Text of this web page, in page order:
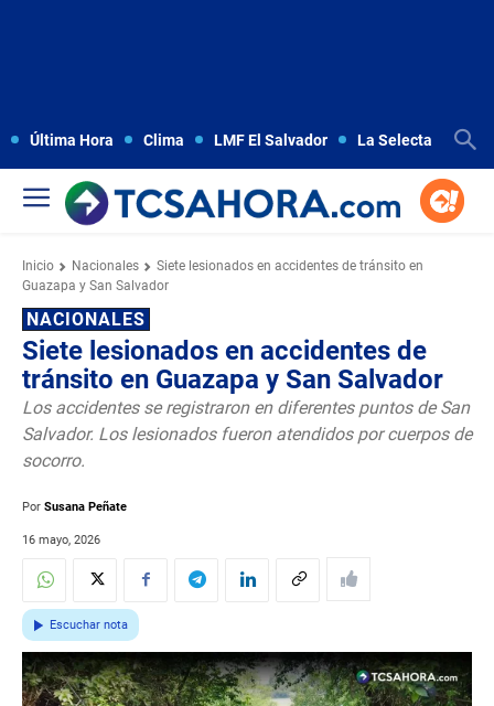
Última Hora Clima LMF El Salvador La Selecta
Inicio Nacionales
Siete lesionados en accidentes de tránsito en
Guazapa y San Salvador
NACIONALES
Siete lesionados en accidentes de
tránsito en Guazapa y San Salvador
Los accidentes se registraron en diferentes puntos de San
Salvador. Los lesionados fueron atendidos por cuerpos de
socorro.
Por Susana Peñate
16 mayo, 2026
Escuchar nota